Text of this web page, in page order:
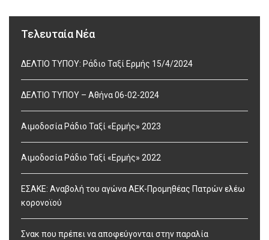
Τελευταία Νέα
ΔΕΛΤΙΟ ΤΥΠΟΥ: Ράδιο Ταξί Ερμής 15/4/2024
ΔΕΛΤΙΟ ΤΥΠΟΥ – Αθήνα 06-02-2024
Αιμοδοσία Ράδιο Ταξί «Ερμής» 2023
Αιμοδοσία Ράδιο Ταξί «Ερμής» 2022
ΕΣΑΚΕ: Αναβολή του αγώνα ΑΕΚ-Προμηθέας Πατρών ελέω
κορονοϊού
Σνακ που πρέπει να αποφεύγονται στην παραλία